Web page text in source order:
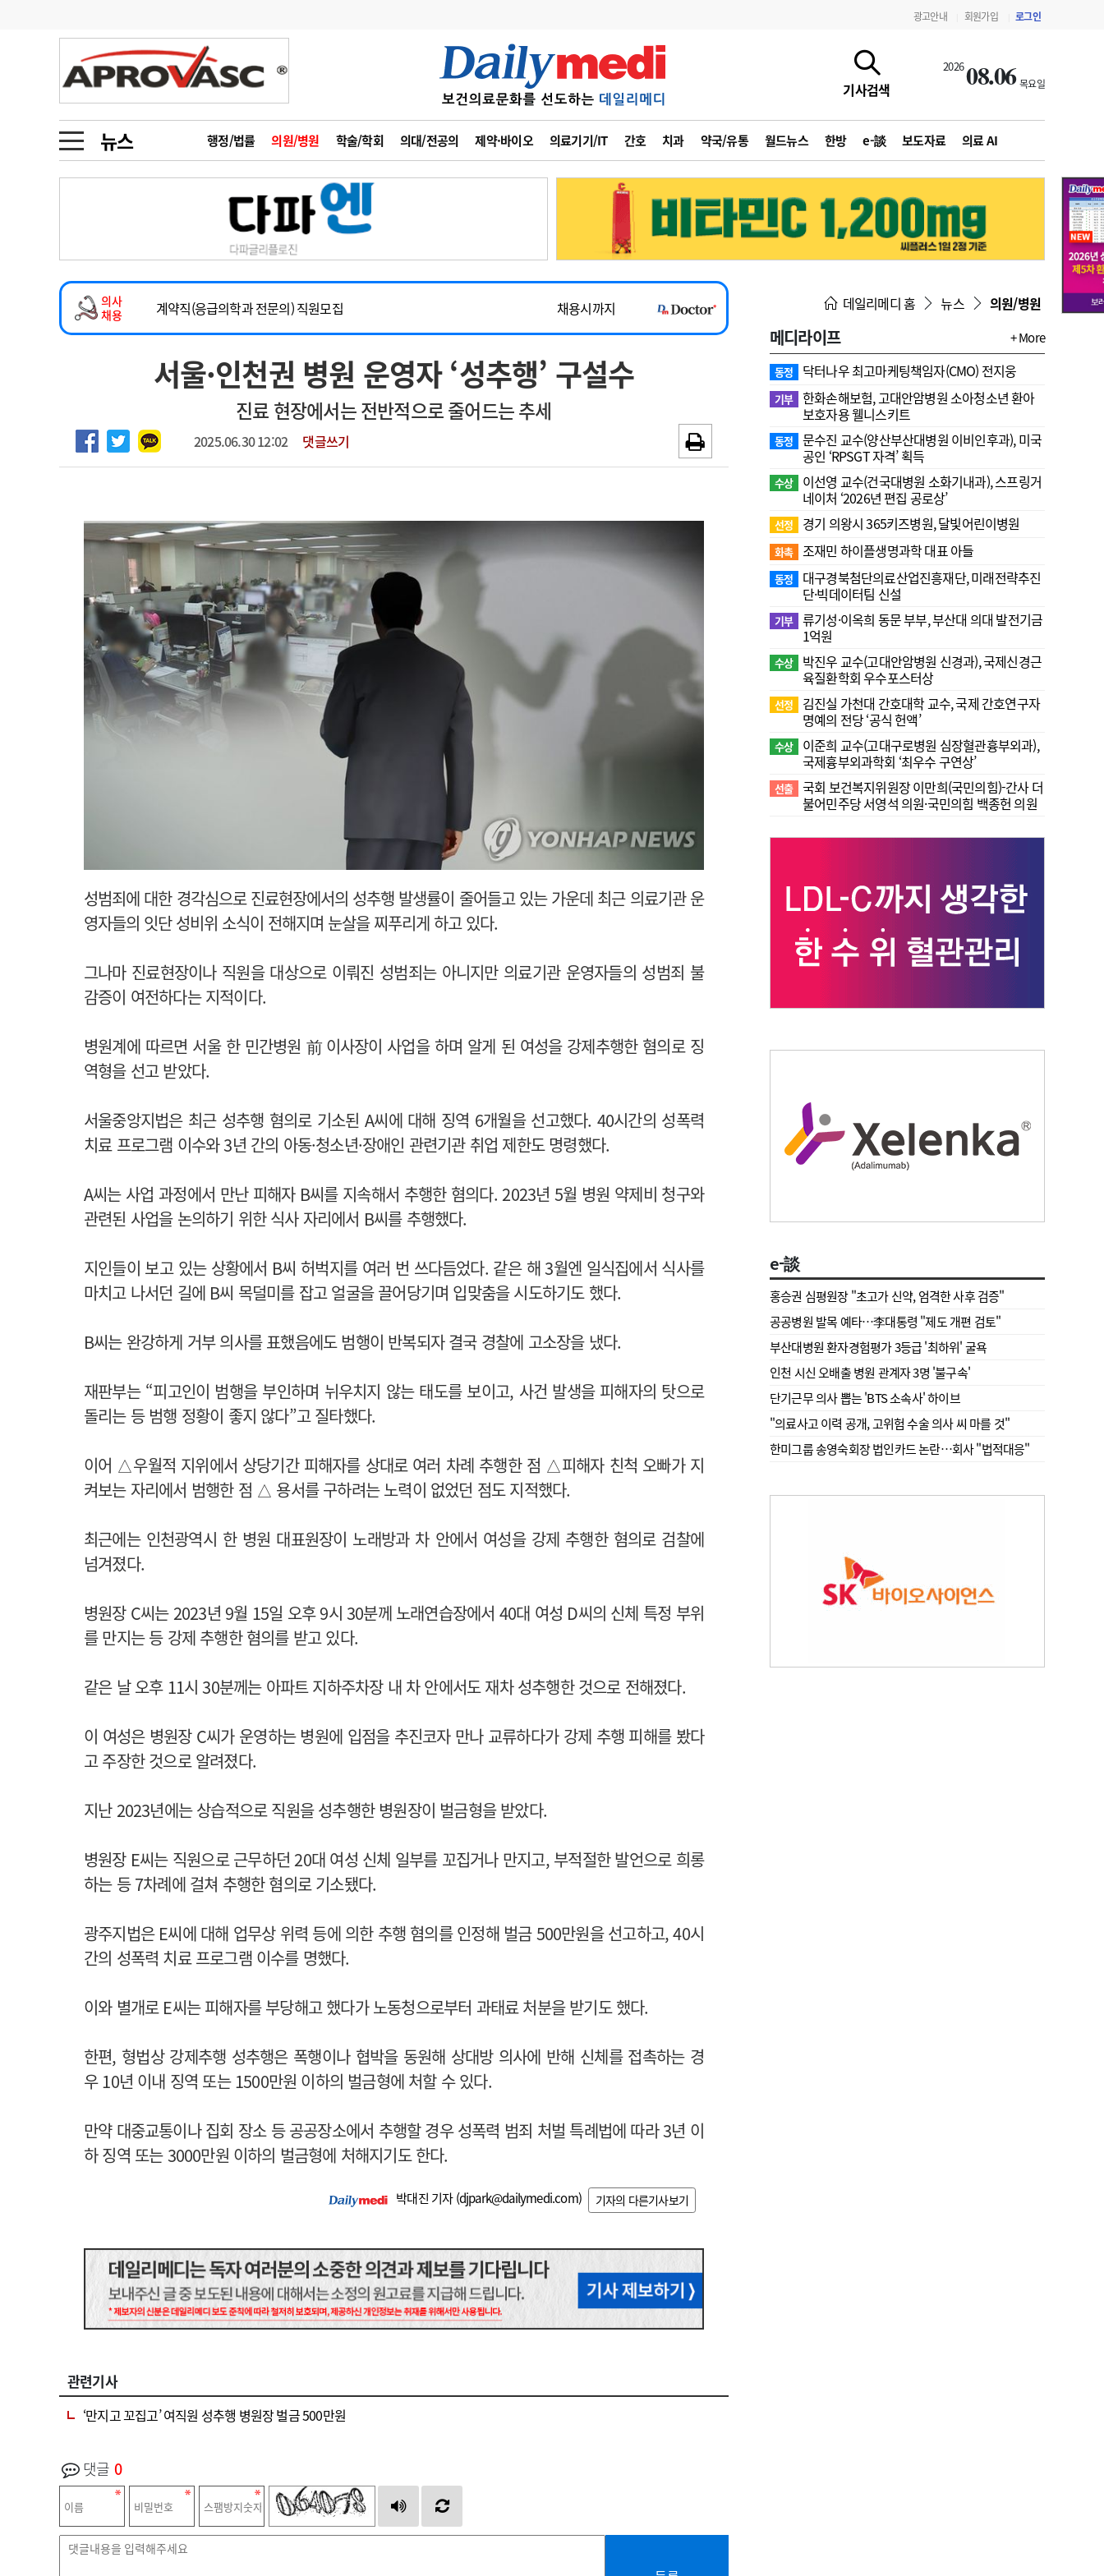
광고안내 회원가입 로그인
기사검색
202608.06 목요일
뉴스 행정/법률 의원/병원 학술/학회 의대/전공의 제약·바이오 의료기기/IT 간호 치과 약국/유통 월드뉴스 한방 e-談 보도자료 의료 AI
금주의 검색어
1
의사인력 수급 추계
2
성분명 처방
3
AI의료
4
전공의 모집 결과
6
관리급여 실시
지필공 지원책
수련환경 개선
의과대학 입시
메디인포 인사 사고
오피니언 칼럼 수첩
인물 초대석 피플
동영상뉴스
포토뉴스
메디 Hospital 지역병원 중소병원
인포메이션 행정처분 판례 정책/통계 공시 지침·기준·평가 약제급여 심사 결과
회사소개 법적고지 광고안내
의사
채용
2026년 하반기 인턴 모집
~2026-08-31
마취통증의학과 임기제 임상의사 채용
채용시까지
계약직(응급의학과 전문의) 직원모집
채용시까지
하반기 전공의(레지던트1년차) 모집
~2026-08-15
2026년 하반기 인턴 모집
~2026-08-31
마취통증의학과 임기제 임상의사 채용
서울·인천권 병원 운영자 ‘성추행’ 구설수
진료 현장에서는 전반적으로 줄어드는 추세
2025.06.30 12:02 댓글쓰기
성범죄에 대한 경각심으로 진료현장에서의 성추행 발생률이 줄어들고 있는 가운데 최근 의료기관 운
영자들의 잇단 성비위 소식이 전해지며 눈살을 찌푸리게 하고 있다.
그나마 진료현장이나 직원을 대상으로 이뤄진 성범죄는 아니지만 의료기관 운영자들의 성범죄 불
감증이 여전하다는 지적이다.
병원계에 따르면 서울 한 민간병원 前 이사장이 사업을 하며 알게 된 여성을 강제추행한 혐의로 징
역형을 선고 받았다.
서울중앙지법은 최근 성추행 혐의로 기소된 A씨에 대해 징역 6개월을 선고했다. 40시간의 성폭력
치료 프로그램 이수와 3년 간의 아동·청소년·장애인 관련기관 취업 제한도 명령했다.
A씨는 사업 과정에서 만난 피해자 B씨를 지속해서 추행한 혐의다. 2023년 5월 병원 약제비 청구와
관련된 사업을 논의하기 위한 식사 자리에서 B씨를 추행했다.
지인들이 보고 있는 상황에서 B씨 허벅지를 여러 번 쓰다듬었다. 같은 해 3월엔 일식집에서 식사를
마치고 나서던 길에 B씨 목덜미를 잡고 얼굴을 끌어당기며 입맞춤을 시도하기도 했다.
B씨는 완강하게 거부 의사를 표했음에도 범행이 반복되자 결국 경찰에 고소장을 냈다.
재판부는 “피고인이 범행을 부인하며 뉘우치지 않는 태도를 보이고, 사건 발생을 피해자의 탓으로
돌리는 등 범행 정황이 좋지 않다”고 질타했다.
이어 △우월적 지위에서 상당기간 피해자를 상대로 여러 차례 추행한 점 △피해자 친척 오빠가 지
켜보는 자리에서 범행한 점 △ 용서를 구하려는 노력이 없었던 점도 지적했다.
최근에는 인천광역시 한 병원 대표원장이 노래방과 차 안에서 여성을 강제 추행한 혐의로 검찰에
넘겨졌다.
병원장 C씨는 2023년 9월 15일 오후 9시 30분께 노래연습장에서 40대 여성 D씨의 신체 특정 부위
를 만지는 등 강제 추행한 혐의를 받고 있다.
같은 날 오후 11시 30분께는 아파트 지하주차장 내 차 안에서도 재차 성추행한 것으로 전해졌다.
이 여성은 병원장 C씨가 운영하는 병원에 입점을 추진코자 만나 교류하다가 강제 추행 피해를 봤다
고 주장한 것으로 알려졌다.
지난 2023년에는 상습적으로 직원을 성추행한 병원장이 벌금형을 받았다.
병원장 E씨는 직원으로 근무하던 20대 여성 신체 일부를 꼬집거나 만지고, 부적절한 발언으로 희롱
하는 등 7차례에 걸쳐 추행한 혐의로 기소됐다.
광주지법은 E씨에 대해 업무상 위력 등에 의한 추행 혐의를 인정해 벌금 500만원을 선고하고, 40시
간의 성폭력 치료 프로그램 이수를 명했다.
이와 별개로 E씨는 피해자를 부당해고 했다가 노동청으로부터 과태료 처분을 받기도 했다.
한편, 형법상 강제추행 성추행은 폭행이나 협박을 동원해 상대방 의사에 반해 신체를 접촉하는 경
우 10년 이내 징역 또는 1500만원 이하의 벌금형에 처할 수 있다.
만약 대중교통이나 집회 장소 등 공공장소에서 추행할 경우 성폭력 범죄 처벌 특례법에 따라 3년 이
하 징역 또는 3000만원 이하의 벌금형에 처해지기도 한다.
박대진 기자 (djpark@dailymedi.com) 기자의 다른기사보기
관련기사
‘만지고 꼬집고’ 여직원 성추행 병원장 벌금 500만원
댓글 0
데일리메디 홈 뉴스 의원/병원
메디라이프 + More
동정 닥터나우 최고마케팅책임자(CMO) 전지웅
기부 한화손해보험, 고대안암병원 소아청소년 환아
보호자용 웰니스키트
동정
문수진 교수( 양산부산대병원 이비인후과), 미국
공인 ‘RPSGT 자격’ 획득
수상
이선영 교수(건국대병원 소화기내과), 스프링거
네이처 ‘2026년 편집 공로상’
선정 경기 의왕시 365키즈병원, 달빛어린이병원
화촉 조재민 하이플생명과학 대표 아들
동정
대구경북첨단의료산업진흥재단, 미래전략추진
단·빅데이터팀 신설
기부 류기성·이옥희 동문 부부, 부산대 의대 발전기금
1억원
수상
박진우 교수(고대안암병원 신경과), 국제신경근
육질환학회 우수포스터상
선정
김진실 가천대 간호대학 교수, 국제 간호연구자
명예의 전당 ‘공식 헌액’
수상
이준희 교수(고대구로병원 심장혈관흉부외과),
국제흉부외과학회 ‘최우수 구연상’
선출 국회 보건복지위원장 이만희(국민의힘)-간사 더
불어민주당 서영석 의원·국민의힘 백종헌 의원
e-談
홍승권 심평원장 " 초고가 신약, 엄격한 사후 검증"
공공병원 발목 예타…李대통령 "제도 개편 검토"
부산대병원 환자경험평가 3등급 '최하위' 굴욕
인천 시신 오배출 병원 관계자 3명 '불구속'
단기근무 의사 뽑는 'BTS 소속사' 하이브
"의료사고 이력 공개, 고위험 수술 의사 씨 마를 것"
한미그룹 송영숙회장 법인카드 논란…회사 "법적대응"